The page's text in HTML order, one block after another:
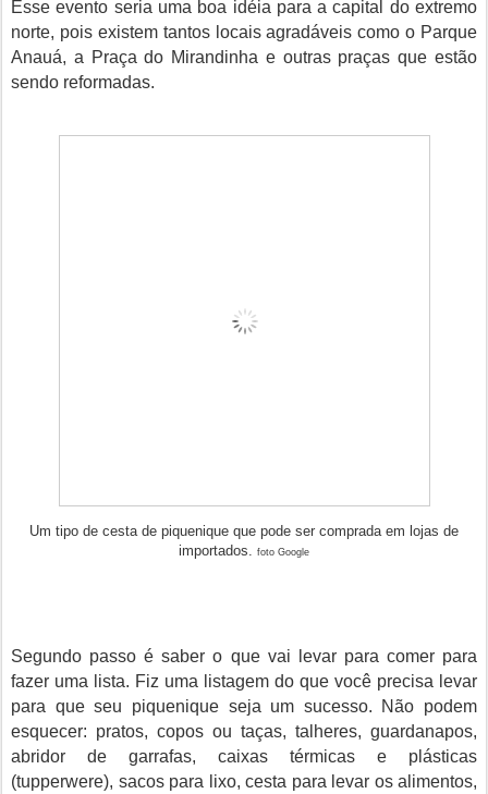
Esse evento seria uma boa idéia para a capital do extremo
norte, pois existem tantos locais agradáveis como o Parque
Anauá, a Praça do Mirandinha e outras praças que estão
sendo reformadas.
Um tipo de cesta de piquenique que pode ser comprada em lojas de
importados.
foto Google
Segundo passo é saber o que vai levar para comer para
fazer uma lista. Fiz uma listagem do que você precisa levar
para que seu piquenique seja um sucesso. Não podem
esquecer: pratos, copos ou taças, talheres, guardanapos,
abridor de garrafas, caixas térmicas e plásticas
(tupperwere), sacos para lixo, cesta para levar os alimentos,